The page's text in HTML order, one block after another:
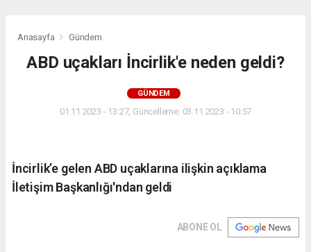
Anasayfa Gündem
ABD uçakları İncirlik'e neden geldi?
GÜNDEM
01.11.2023 - 13:27, Güncelleme: 03.11.2023 - 10:57
İncirlik’e gelen ABD uçaklarına ilişkin açıklama
İletişim Başkanlığı'ndan geldi
ABONE OL